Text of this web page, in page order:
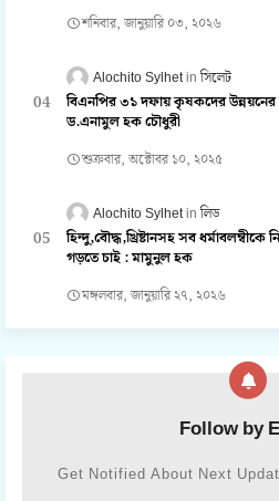
শনিবার, জানুয়ারি ০৩, ২০২৬
Alochito Sylhet সিলেট
বিএনপির ৩১ দফায় কৃষকদের উন্নয়নের
ড.এনামুল হক চৌধুরী
শুক্রবার, অক্টোবর ১০, ২০২৫
Alochito Sylhet লিড
হিন্দু,বৌদ্ধ,খ্রিষ্টানসহ সব ধর্মাবলম্বীকে
গড়তে চাই : মামুনুল হক
মঙ্গলবার, জানুয়ারি ২৭, ২০২৬
Follow by
Get Notified About Next